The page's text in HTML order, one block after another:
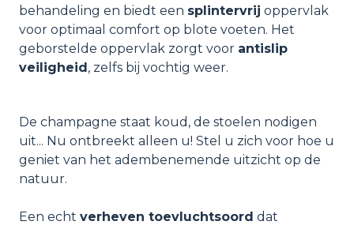
behandeling en biedt een splintervrij oppervlak
voor optimaal comfort op blote voeten. Het
geborstelde oppervlak zorgt voor antislip
veiligheid, zelfs bij vochtig weer.
De champagne staat koud, de stoelen nodigen
uit... Nu ontbreekt alleen u! Stel u zich voor hoe u
geniet van het adembenemende uitzicht op de
natuur.
Een echt verheven toevluchtsoord dat